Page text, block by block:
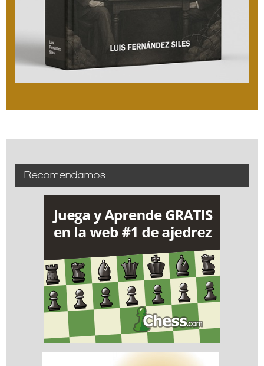
Recomendamos